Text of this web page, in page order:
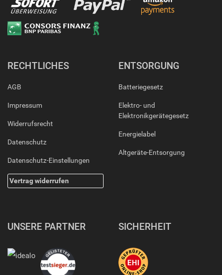
RECHTLICHES
AGB
Impressum
Widerrufsrecht
Datenschutz
Datenschutz-Einstellungen
Vertrag widerrufen
ENTSORGUNG
Batteriegesetz
Elektro- und
Elektronikgerätegesetz
Energielabel
Altgeräte-Entsorgung
UNSERE PARTNER SICHERHEIT